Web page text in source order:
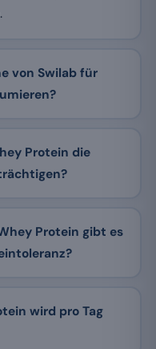
von Swilab für
Protein die
Protein gibt es
wird pro Tag